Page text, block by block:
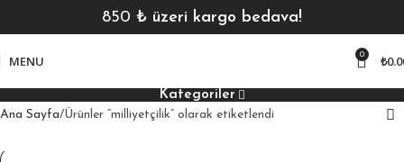
850 ₺ üzeri kargo bedava!
MENU 0 ₺
Kategoriler
Ana Sayfa Ürünler “milliyetçilik” olarak etiketlendi